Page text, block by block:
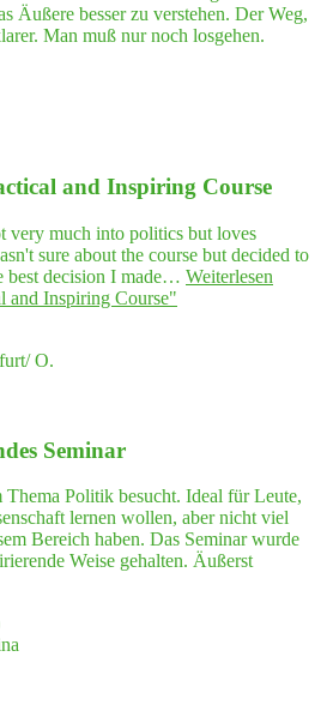
Äußere besser zu verstehen. Der Weg,
Man muß nur noch losgehen.
and Inspi­ring Course
very much into politics but loves
sure about the course but decided to
best decision I made… Weiterlesen
and Inspi­ring Course"
O.
Seminar
Thema Politik besucht. Ideal für Leute,
lernen wollen, aber nicht viel
Bereich haben. Das Seminar wurde
Weise gehalten. Äußerst